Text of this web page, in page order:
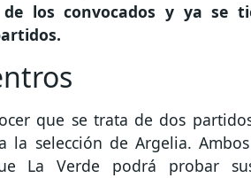
los convocados y ya se
que se trata de dos
la selección de Argelia.
La Verde podrá probar